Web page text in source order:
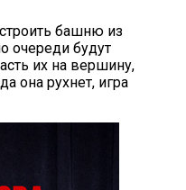
башню из
очереди будут
их на вершину,
она рухнет, игра